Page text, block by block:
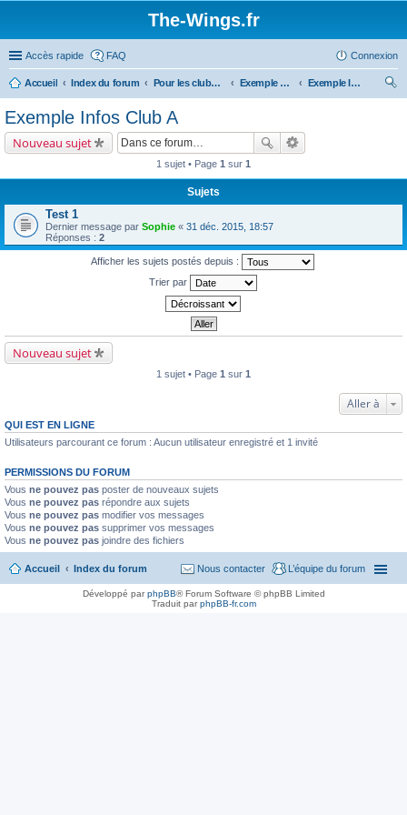
The-Wings.fr
Accès rapide FAQ Connexion
Accueil Index du forum Pour les clubs d'aéromodélisme Exemple Club A
Exemple Infos Club A
Exemple Infos Club A
Nouveau sujet
1 sujet • Page 1 sur 1
Sujets
Test 1
Dernier message par Sophie « 31 déc. 2015, 18:57
Réponses : 2
Afficher les sujets postés depuis :
Trier par
Nouveau sujet
1 sujet • Page 1 sur 1
Aller à
QUI EST EN LIGNE
Utilisateurs parcourant ce forum : Aucun utilisateur enregistré et 1 invité
PERMISSIONS DU FORUM
Vous ne pouvez pas poster de nouveaux sujets
Vous ne pouvez pas répondre aux sujets
Vous ne pouvez pas modifier vos messages
Vous ne pouvez pas supprimer vos messages
Vous ne pouvez pas joindre des fichiers
Accueil Index du forum L’équipe du forum
Nous contacter
Développé parphpBB® Forum Software © phpBB Limited
Traduit parphpBB-fr.com